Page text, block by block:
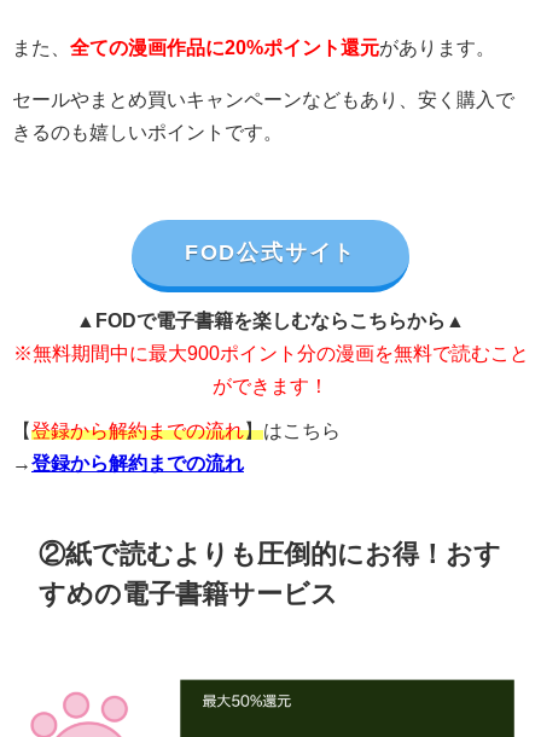
また、 全ての漫画作品に20%ポイント還元があります。
セールやまとめ買いキャンペーンなどもあり、安く購入で
きるのも嬉しいポイントです。
FOD公式サイト
▲FODで電子書籍を楽しむならこちらから▲
※無料期間中に最大900ポイント分の漫画を無料で読むこと
ができます！
【登録から解約までの流れ】はこちら
→登録から解約までの流れ
②紙で読むよりも圧倒的にお得！おす
すめの電子書籍サービス